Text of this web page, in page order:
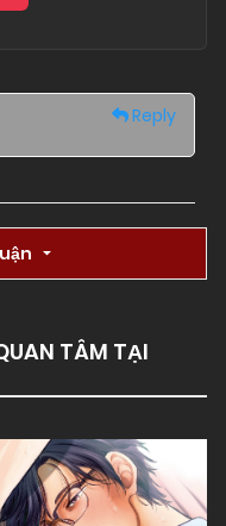
Reply
TÂM TẠI